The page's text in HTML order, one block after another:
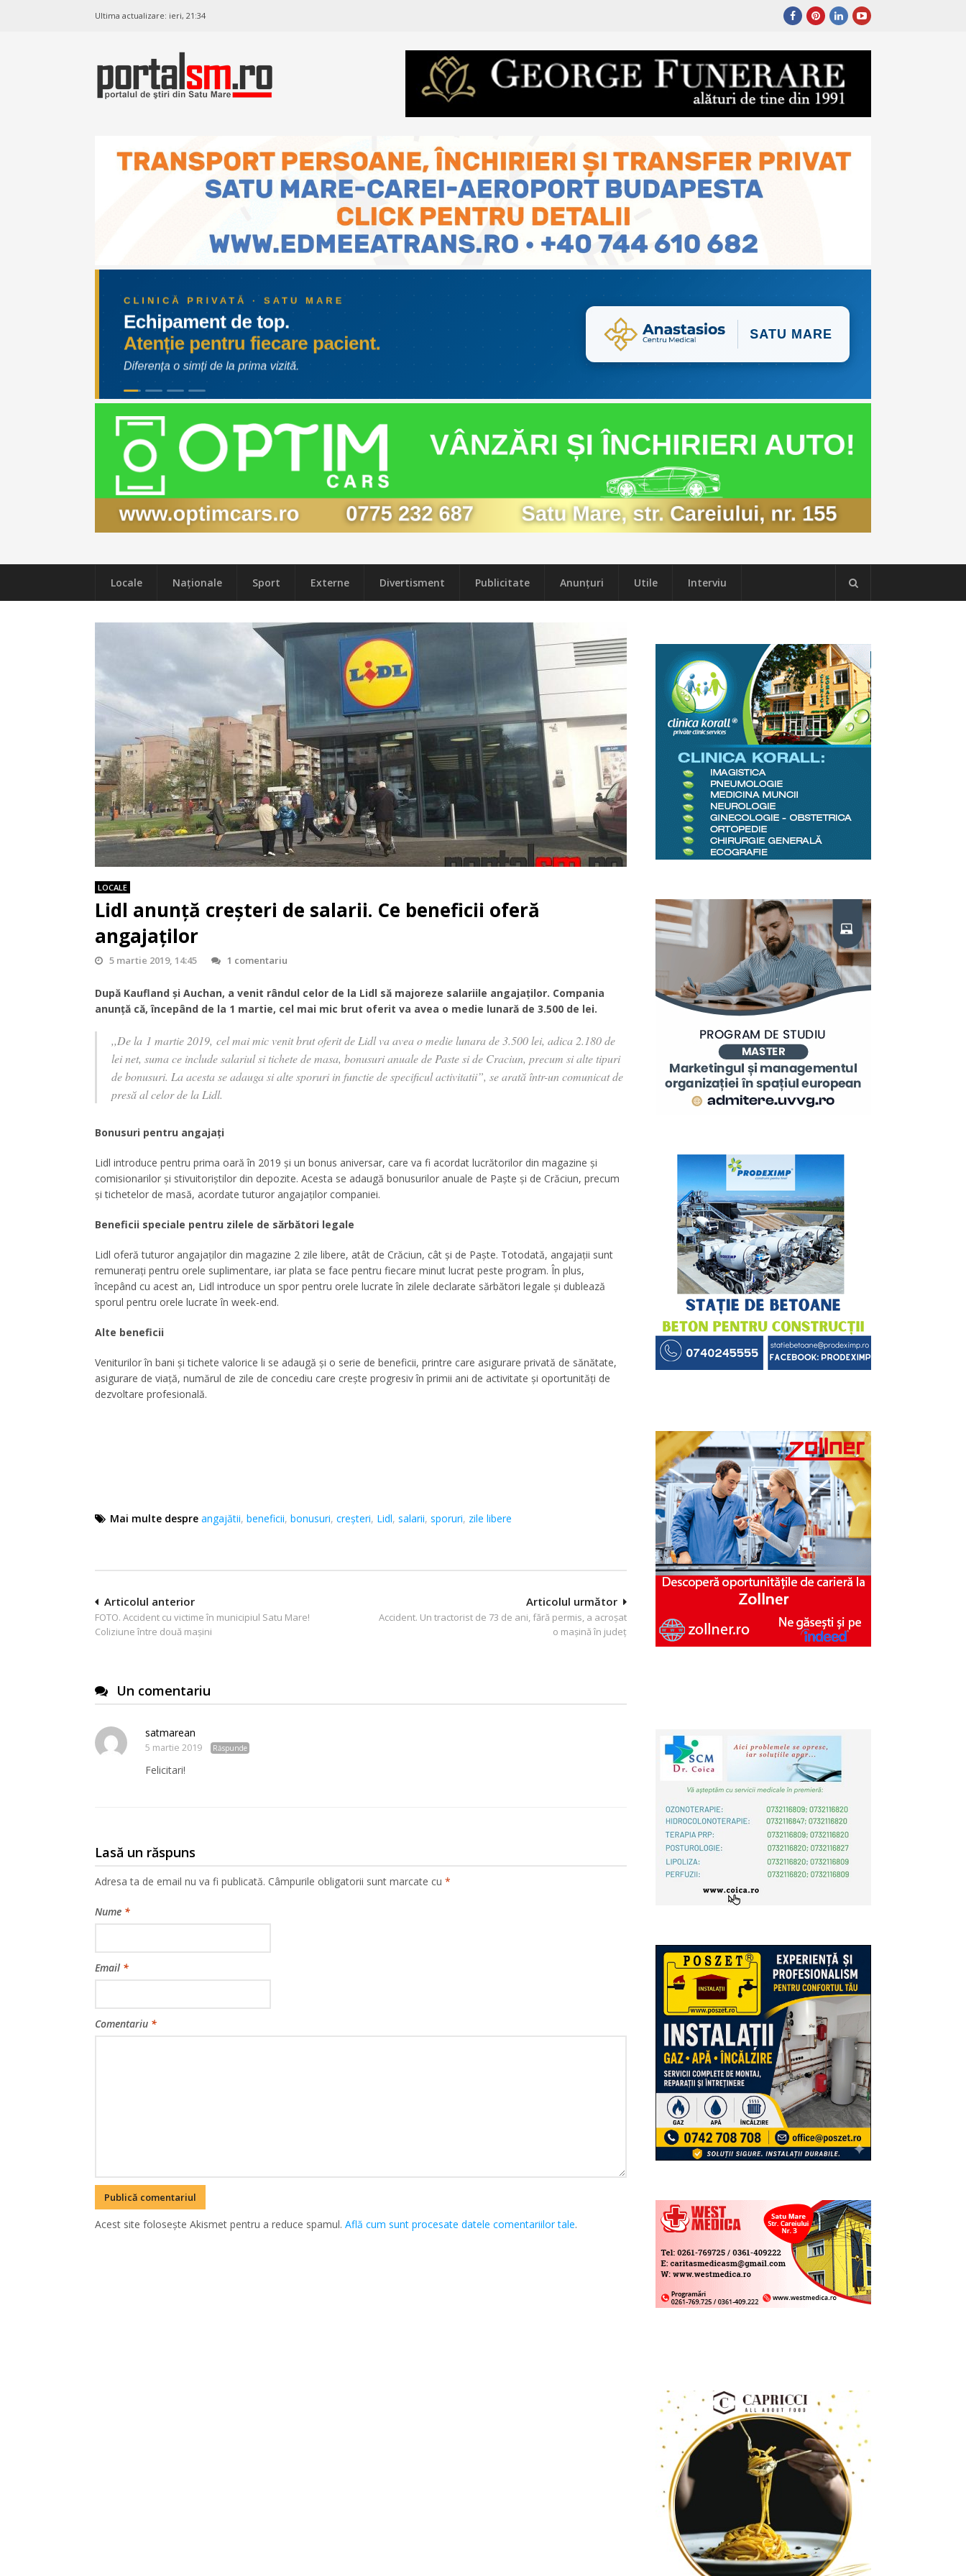
Ultima actualizare: ieri, 21:34
Locale Naţionale Sport Externe Divertisment Publicitate Anunțuri Utile Interviu
LOCALE
Lidl anunță creșteri de salarii. Ce beneficii oferă
angajaților
5 martie 2019, 14:45 1 comentariu
După Kaufland și Auchan, a venit rândul celor de la Lidl să majoreze salariile angajaților. Compania
anunță că, începând de la 1 martie, cel mai mic brut oferit va avea o medie lunară de 3.500 de lei.
,,De la 1 martie 2019, cel mai mic venit brut oferit de Lidl va avea o medie lunara de 3.500 lei, adica 2.180 de
lei net, suma ce include salariul si tichete de masa, bonusuri anuale de Paste si de Craciun, precum si alte tipuri
de bonusuri. La acesta se adauga si alte sporuri in functie de specificul activitatii”, se arată într-un comunicat de
presă al celor de la Lidl.
Bonusuri pentru angajați
Lidl introduce pentru prima oară în 2019 și un bonus aniversar, care va fi acordat lucrătorilor din magazine și
comisionarilor și stivuitoriștilor din depozite. Acesta se adaugă bonusurilor anuale de Paște și de Crăciun, precum
și tichetelor de masă, acordate tuturor angajaților companiei.
Beneficii speciale pentru zilele de sărbători legale
Lidl oferă tuturor angajaților din magazine 2 zile libere, atât de Crăciun, cât și de Paște. Totodată, angajații sunt
remunerați pentru orele suplimentare, iar plata se face pentru fiecare minut lucrat peste program. În plus,
începând cu acest an, Lidl introduce un spor pentru orele lucrate în zilele declarate sărbători legale și dublează
sporul pentru orele lucrate în week-end.
Alte beneficii
Veniturilor în bani și tichete valorice li se adaugă și o serie de beneficii, printre care asigurare privată de sănătate,
asigurare de viață, numărul de zile de concediu care crește progresiv în primii ani de activitate și oportunități de
dezvoltare profesională.
Mai multe despre angajătii, beneficii, bonusuri, creșteri, Lidl, salarii, sporuri, zile libere
Navigare
în
Articolul următor
Accident. Un tractorist de 73 de ani, fără permis, a acroșat
o mașină în județ
Articolul anterior
FOTO. Accident cu victime în municipiul Satu Mare!
Coliziune între două mașini
Un comentariu
satmarean
5 martie 2019 Răspunde
Felicitari!
Lasă un răspuns
Adresa ta de email nu va fi publicată. Câmpurile obligatorii sunt marcate cu *
Nume *
Email *
Comentariu *
Acest site folosește Akismet pentru a reduce spamul. Află cum sunt procesate datele comentariilor tale.